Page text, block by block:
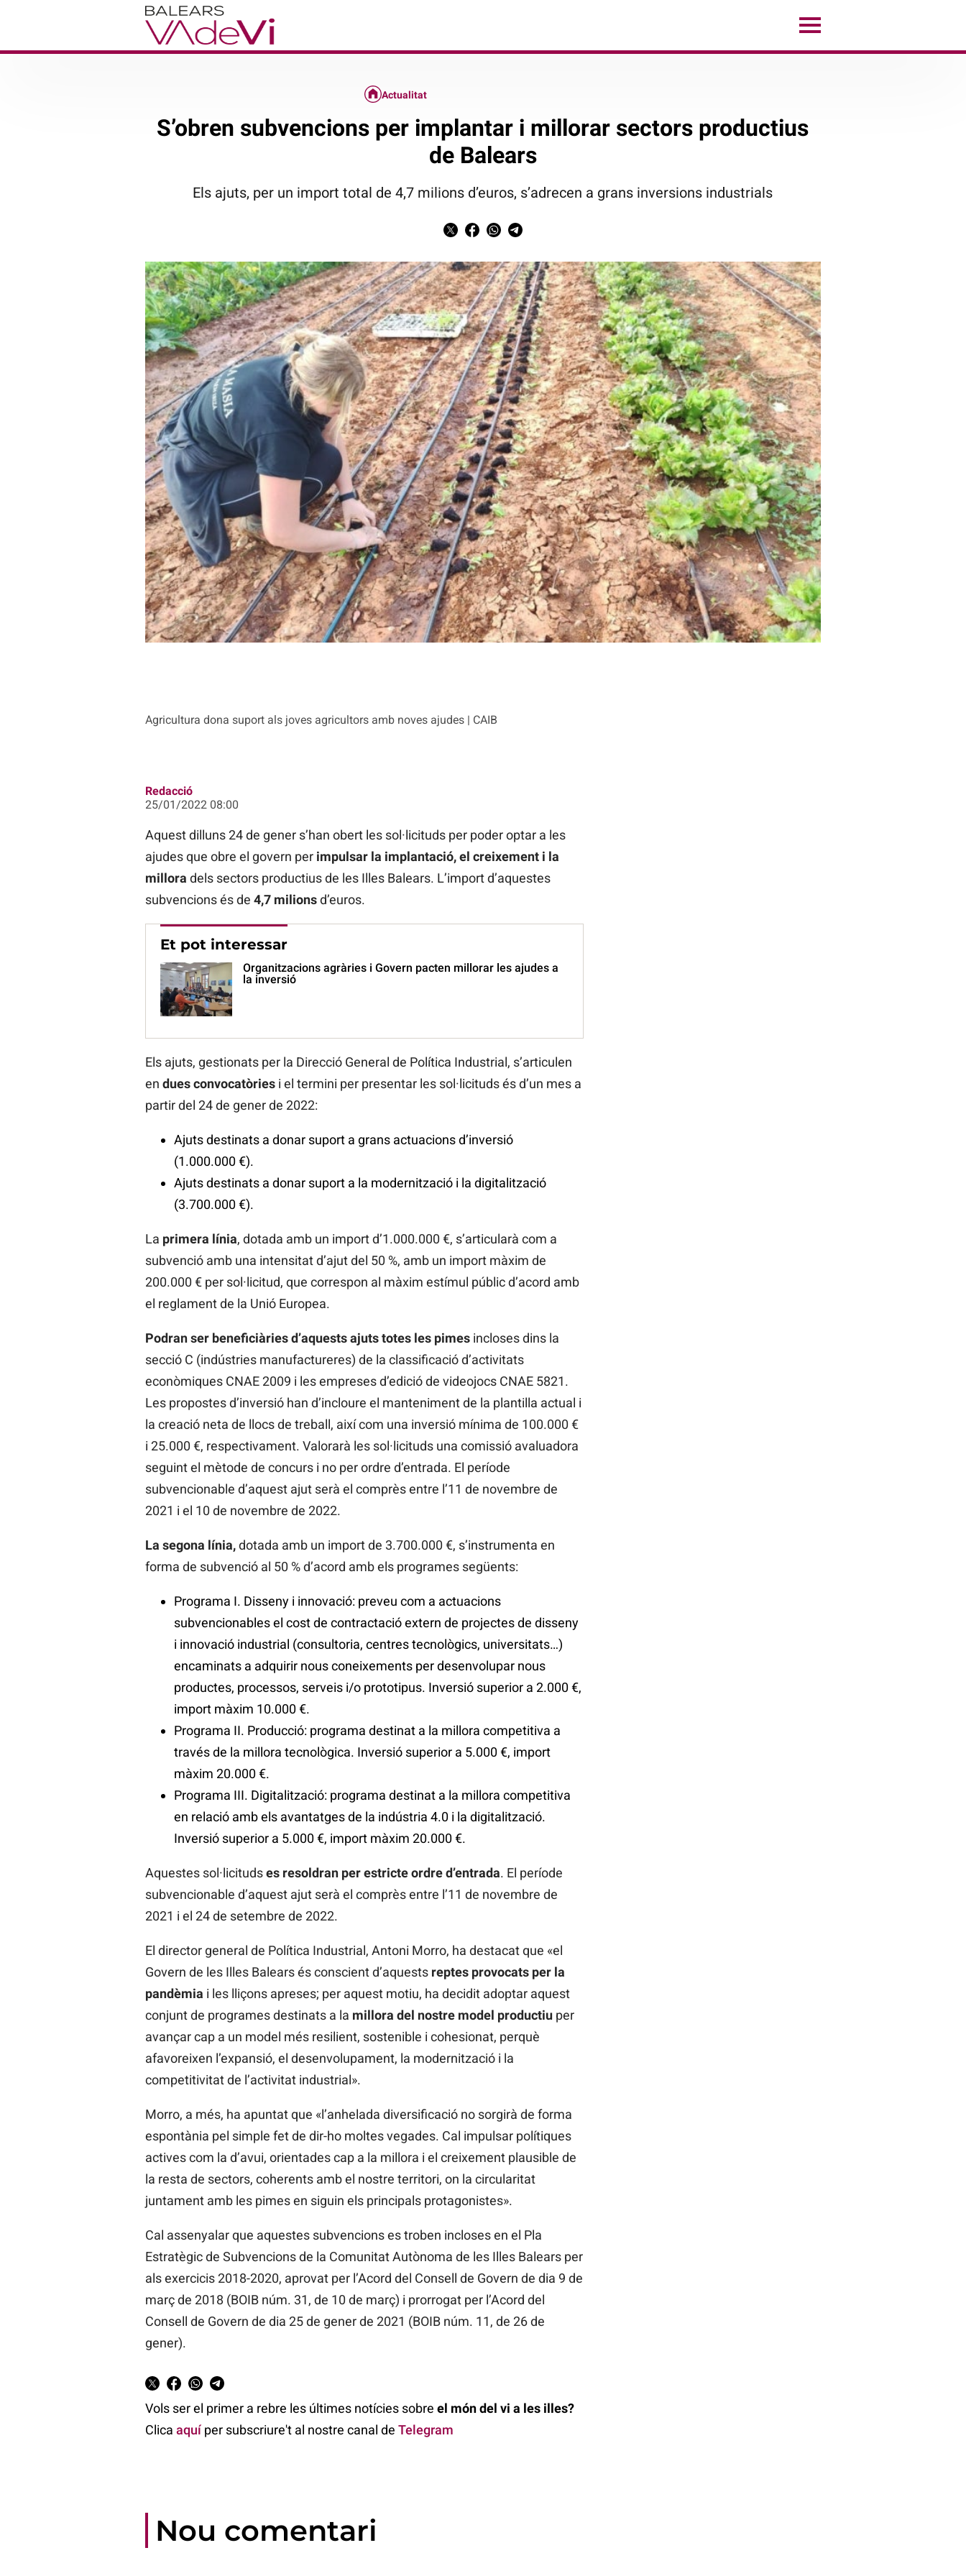
Agricultura dona suport als joves agricultors amb noves ajudes | CAIB
Actualitat
S’obren subvencions per implantar i millorar sectors productius
de Balears
Els ajuts, per un import total de 4,7 milions d’euros, s’adrecen a grans inversions industrials
Redacció
25/01/2022 08:00
Aquest dilluns 24 de gener s’han obert les sol·licituds per poder optar a les
ajudes que obre el govern perimpulsar la implantació, el creixement i la
millora dels sectors productius de les Illes Balears. L’import d’aquestes
subvencions és de 4,7 milionsd’euros.
Et pot interessar
Organitzacions agràries i Govern pacten millorar les ajudes a
la inversió
Els ajuts, gestionats per la Direcció General de Política Industrial, s’articulen
en dues convocatòries i el termini per presentar les sol·licituds és d’un mes a
partir del 24 de gener de 2022:
Ajuts destinats a donar suport a grans actuacions d’inversió
(1.000.000 €).
Ajuts destinats a donar suport a la modernització i la digitalització
(3.700.000 €).
La primera línia, dotada amb un import d’1.000.000 €, s’articularà com a
subvenció amb una intensitat d’ajut del 50 %, amb un import màxim de
200.000 € per sol·licitud, que correspon al màxim estímul públic d’acord amb
el reglament de la Unió Europea.
Podran ser beneficiàries d’aquests ajuts totes les pimesincloses dins la
secció C (indústries manufactureres) de la classificació d’activitats
econòmiques CNAE 2009 i les empreses d’edició de videojocs CNAE 5821.
Les propostes d’inversió han d’incloure el manteniment de la plantilla actual i
la creació neta de llocs de treball, així com una inversió mínima de 100.000 €
i 25.000 €, respectivament. Valorarà les sol·licituds una comissió avaluadora
seguint el mètode de concurs i no per ordre d’entrada. El període
subvencionable d’aquest ajut serà el comprès entre l’11 de novembre de
2021 i el 10 de novembre de 2022.
La segona línia,dotada amb un import de 3.700.000 €, s’instrumenta en
forma de subvenció al 50 % d’acord amb els programes següents:
Programa I. Disseny i innovació: preveu com a actuacions
subvencionables el cost de contractació extern de projectes de disseny
i innovació industrial (consultoria, centres tecnològics, universitats…)
encaminats a adquirir nous coneixements per desenvolupar nous
productes, processos, serveis i/o prototipus. Inversió superior a 2.000 €,
import màxim 10.000 €.
Programa II. Producció: programa destinat a la millora competitiva a
través de la millora tecnològica. Inversió superior a 5.000 €, import
màxim 20.000 €.
Programa III. Digitalització: programa destinat a la millora competitiva
en relació amb els avantatges de la indústria 4.0 i la digitalització.
Inversió superior a 5.000 €, import màxim 20.000 €.
Aquestes sol·licitudses resoldran per estricte ordre d’entrada. El període
subvencionable d’aquest ajut serà el comprès entre l’11 de novembre de
2021 i el 24 de setembre de 2022.
El director general de Política Industrial, Antoni Morro, ha destacat que «el
Govern de les Illes Balears és conscient d’aquests reptes provocats per la
pandèmia i les lliçons apreses; per aquest motiu, ha decidit adoptar aquest
conjunt de programes destinats a la millora del nostre model productiuper
avançar cap a un model més resilient, sostenible i cohesionat, perquè
afavoreixen l’expansió, el desenvolupament, la modernització i la
competitivitat de l’activitat industrial».
Morro, a més, ha apuntat que «l’anhelada diversificació no sorgirà de forma
espontània pel simple fet de dir-ho moltes vegades. Cal impulsar polítiques
actives com la d’avui, orientades cap a la millora i el creixement plausible de
la resta de sectors, coherents amb el nostre territori, on la circularitat
juntament amb les pimes en siguin els principals protagonistes».
Cal assenyalar que aquestes subvencions es troben incloses en el Pla
Estratègic de Subvencions de la Comunitat Autònoma de les Illes Balears per
als exercicis 2018-2020, aprovat per l’Acord del Consell de Govern de dia 9 de
març de 2018 (BOIB núm. 31, de 10 de març) i prorrogat per l’Acord del
Consell de Govern de dia 25 de gener de 2021 (BOIB núm. 11, de 26 de
gener).
Vols ser el primer a rebre les últimes notícies sobre el món del vi a les illes?
Clica aquíper subscriure't al nostre canal de Telegram
Nou comentari